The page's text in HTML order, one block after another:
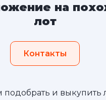
на
лот
Контакты
и выкупить